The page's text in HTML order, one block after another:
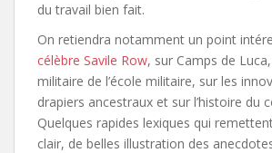
du travail bien fait.
On retiendra notamment un point
célèbre Savile Row, sur Camps de
militaire de l’école militaire, sur les
drapiers ancestraux et sur l’histoire du
Quelques rapides lexiques qui
clair, de belles illustration des